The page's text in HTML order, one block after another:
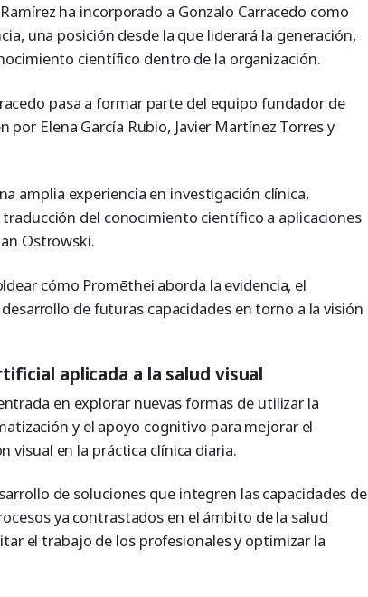
ha incorporado a Gonzalo Carracedo como
una posición desde la que liderará la generación,
científico dentro de la organización.
pasa a formar parte del equipo fundador de
Elena García Rubio, Javier Martínez Torres y
amplia experiencia en investigación clínica,
traducción del conocimiento científico a aplicaciones
Ostrowski.
cómo Promēthei aborda la evidencia, el
de futuras capacidades en torno a la visión
aplicada a la salud visual
en explorar nuevas formas de utilizar la
y el apoyo cognitivo para mejorar el
visual en la práctica clínica diaria.
de soluciones que integren las capacidades de
ya contrastados en el ámbito de la salud
el trabajo de los profesionales y optimizar la